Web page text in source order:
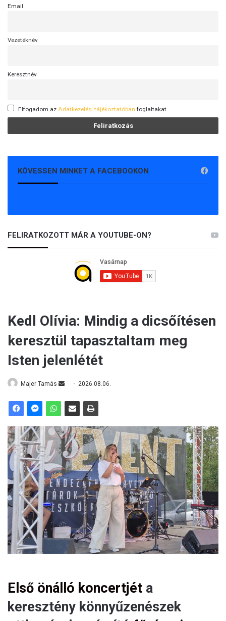
Email
Vezetéknév
Keresztnév
Elfogadom az Adatkezelési tájékoztatóban foglaltakat.
KÖVESSEN MINKET A FACEBOOKON
FELIRATKOZOTT MÁR A YOUTUBE-ON?